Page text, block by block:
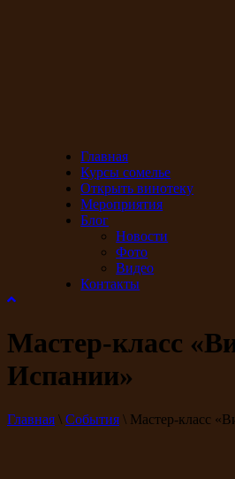
Главная
Курсы сомелье
Открыть винотеку
Мероприятия
Блог
Новости
Фото
Видео
Контакты
Мастер-класс
Испании»
Главная \ События \ Мастер-класс